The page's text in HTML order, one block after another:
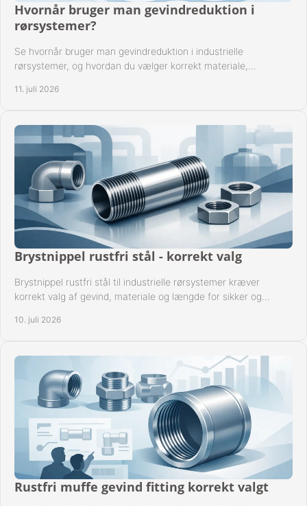
Hvornår bruger man gevindreduktion i
rørsystemer?
Se hvornår bruger man gevindreduktion i industrielle
rørsystemer, og hvordan du vælger korrekt materiale,
11. juli 2026
Brystnippel rustfri stål - korrekt valg
Brystnippel rustfri stål til industrielle rørsystemer kræver
korrekt valg af gevind, materiale og længde for sikker og
10. juli 2026
Rustfri muffe gevind fitting korrekt valgt